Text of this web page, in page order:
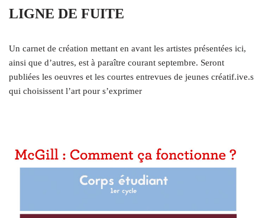
LIGNE DE FUITE
Un carnet de création mettant en avant les artistes présentées ici,
ainsi que d’autres, est à paraître courant septembre. Seront
publiées les oeuvres et les courtes entrevues de jeunes créatif.ive.s
qui choisissent l’art pour s’exprimer